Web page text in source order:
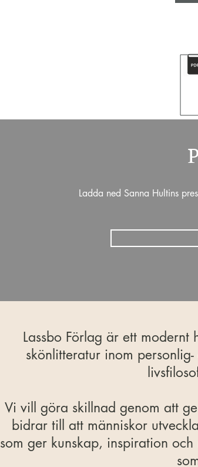
Ladda ned Sanna Hultins
Lassbo Förlag är ett
skönlitteratur inom
Vi vill göra skillnad genom att
bidrar till att människor
som ger kunskap, inspiration